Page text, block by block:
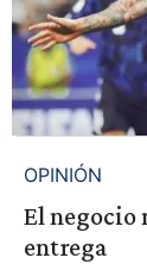
OPINIÓN
El negocio
entrega